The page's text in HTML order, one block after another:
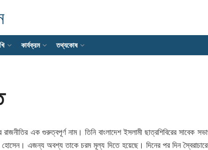
কার্যক্রম তথ্যকোষ
রাজনীতির এক গুরুত্বপূর্ণ নাম। তিনি বাংলাদেশ ইসলামী ছাত্রশিবিরের সাবেক
এজন্য অবশ্য তাকে চরম মূল্য দিতে হয়েছে। দিনের পর দিন স্বৈরাচারের